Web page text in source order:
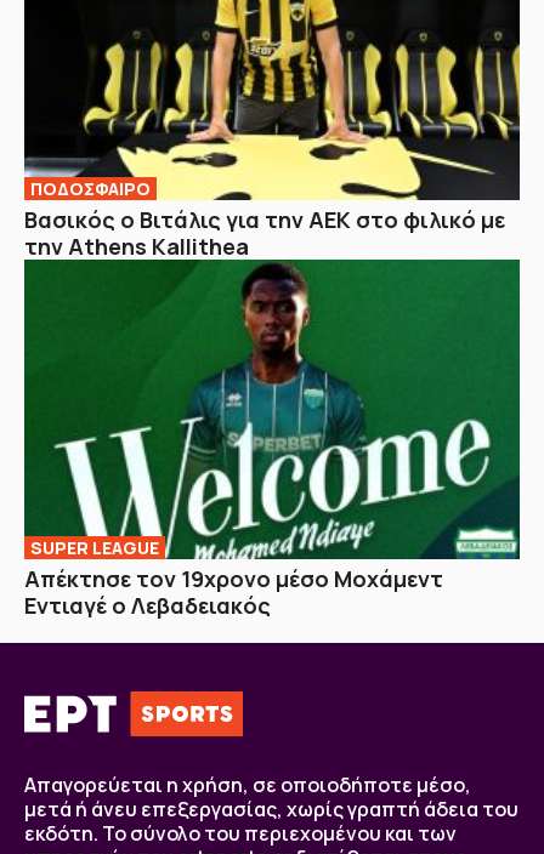
ΠΟΔΟΣΦΑΙΡΟ
Βασικός ο Βιτάλις για την ΑΕΚ στο φιλικό με
την Athens Kallithea
SUPER LEAGUE
Απέκτησε τον 19χρονο μέσο Μοχάμεντ
Εντιαγέ ο Λεβαδειακός
Απαγορεύεται η χρήση, σε οποιοδήποτε μέσο,
μετά ή άνευ επεξεργασίας, χωρίς γραπτή άδεια του
εκδότη. Το σύνολο του περιεχομένου και των